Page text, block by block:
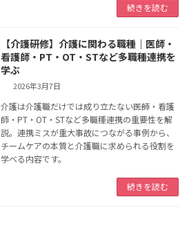
続きを読む
【介護研修】介護に関わる職種｜医師・
看護師・PT・OT・STなど多職種連携を
学ぶ
2026年3月7日
介護は介護職だけでは成り立たない――医師・看護
師・PT・OT・STなど多職種連携の重要性を解
説。連携ミスが重大事故につながる事例から、
チームケアの本質と介護職に求められる役割を
学べる内容です。
続きを読む